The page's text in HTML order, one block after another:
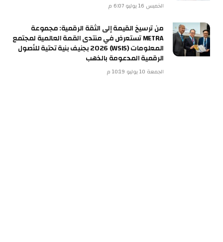
الخميس 16 يوليو 6:07 م
من ترسيخ القيمة إلى الثقة الرقمية: مجموعة
METRA تستعرض في منتدى القمة العالمية لمجتمع
المعلومات (WSIS) 2026 بجنيف بنية تحتية للأصول
الرقمية المدعومة بالذهب
الجمعة 10 يوليو 10:19 م